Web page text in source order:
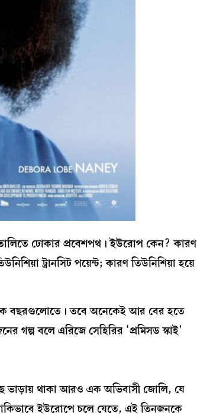
ঢোকার প্রবেশপথ। ইউরোপ কেন? কারণ
ট্রানসিট পয়েন্ট; কারণ তিউনিশিয়া হয়ে
বছরগুলোতে। তবে অনেকেই আর বের হতে
বলে এরিজে সেহিরির ‘প্রমিসড স্কাই’
ভাড়ায় থাকা আরও এক অভিবাসী জোলি, যে
ইউরোপে চলে যেতে, এই তিনজনকে